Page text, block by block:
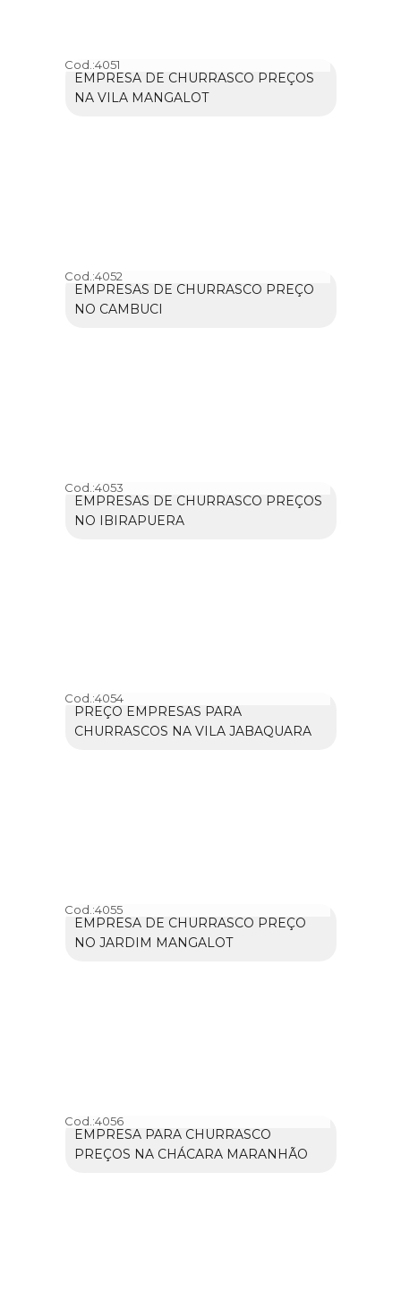
Cod.:4051
EMPRESA DE CHURRASCO PREÇOS
NA VILA MANGALOT
Cod.:4052
EMPRESAS DE CHURRASCO PREÇO
NO CAMBUCI
Cod.:4053
EMPRESAS DE CHURRASCO PREÇOS
NO IBIRAPUERA
Cod.:4054
PREÇO EMPRESAS PARA
CHURRASCOS NA VILA JABAQUARA
Cod.:4055
EMPRESA DE CHURRASCO PREÇO
NO JARDIM MANGALOT
Cod.:4056
EMPRESA PARA CHURRASCO
PREÇOS NA CHÁCARA MARANHÃO